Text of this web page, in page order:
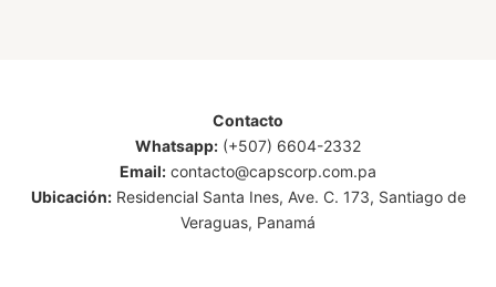
Contacto
Whatsapp: (+507) 6604-2332
Email: contacto@capscorp.com.pa
Ubicación:Residencial Santa Ines, Ave. C. 173, Santiago de
Veraguas, Panamá